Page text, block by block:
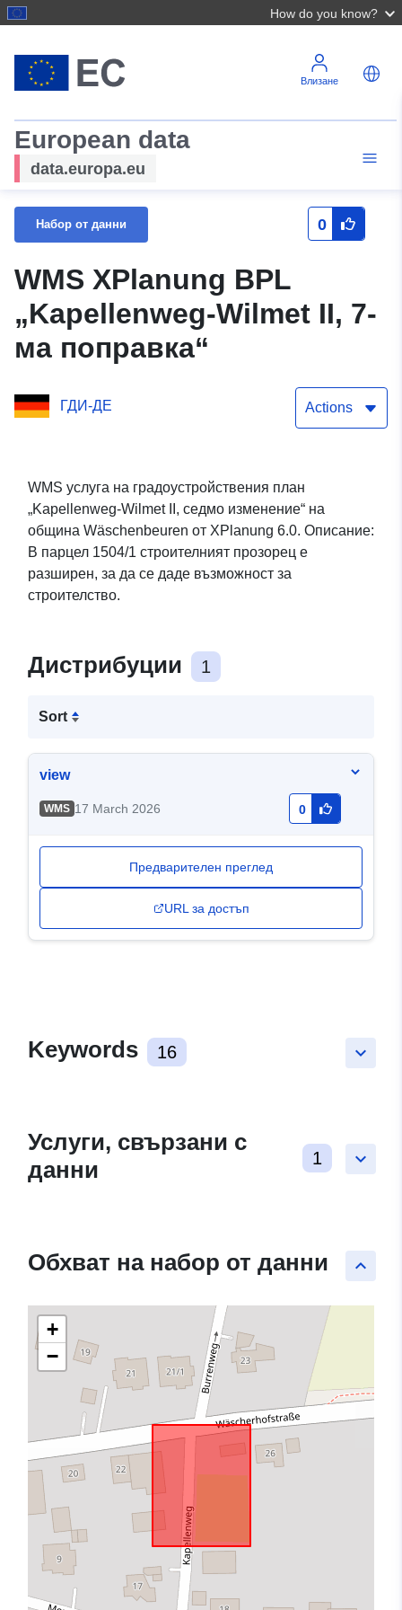
How do you know?
Влизане
European data
data.europa.eu
Набор от данни 0
WMS XPlanung BPL
„Kapellenweg-Wilmet II, 7-
ма поправка“
ГДИ-ДЕ Actions
WMS услуга на градоустройствения план
„Kapellenweg-Wilmet II, седмо изменение“ на
община Wäschenbeuren от XPlanung 6.0. Описание:
В парцел 1504/1 строителният прозорец е
разширен, за да се даде възможност за
строителство.
Дистрибуции 1
Sort
view
WMS 17 March 2026 0
Предварителен преглед
URL за достъп
keyboard_arrow_down
Keywords 16
keyboard_arrow_down
Услуги, свързани с
данни
1
keyboard_arrow_up
Обхват на набор от данни
+
−